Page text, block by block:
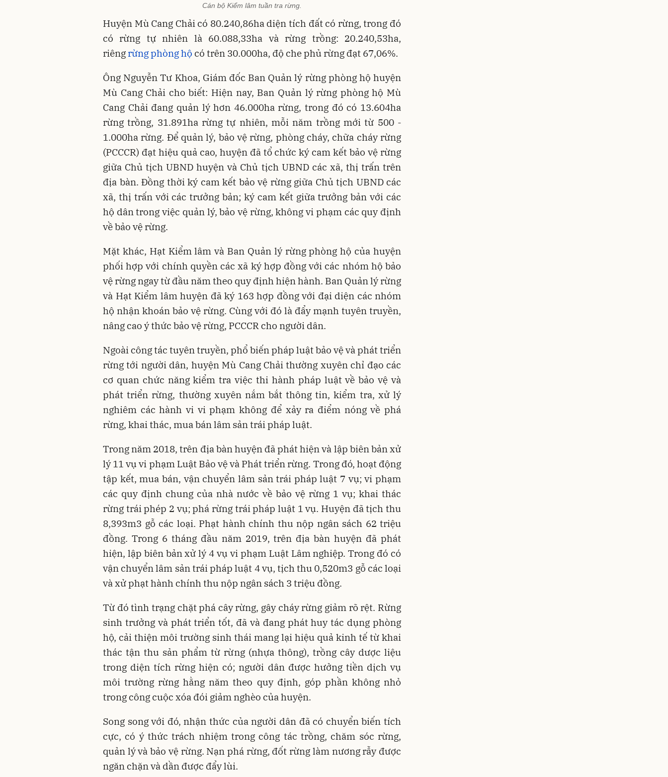
Cán bộ Kiểm lâm tuần tra rừng.
Huyện Mù Cang Chải có 80.240,86ha diện tích đất có rừng, trong đó
có rừng tự nhiên là 60.088,33ha và rừng trồng: 20.240,53ha,
riêng rừng phòng hộ có trên 30.000ha, độ che phủ rừng đạt 67,06%.
Ông Nguyễn Tư Khoa, Giám đốc Ban Quản lý rừng phòng hộ huyện
Mù Cang Chải cho biết: Hiện nay, Ban Quản lý rừng phòng hộ Mù
Cang Chải đang quản lý hơn 46.000ha rừng, trong đó có 13.604ha
rừng trồng, 31.891ha rừng tự nhiên, mỗi năm trồng mới từ 500 -
1.000ha rừng. Để quản lý, bảo vệ rừng, phòng cháy, chữa cháy rừng
(PCCCR) đạt hiệu quả cao, huyện đã tổ chức ký cam kết bảo vệ rừng
giữa Chủ tịch UBND huyện và Chủ tịch UBND các xã, thị trấn trên
địa bàn. Đồng thời ký cam kết bảo vệ rừng giữa Chủ tịch UBND các
xã, thị trấn với các trưởng bản; ký cam kết giữa trưởng bản với các
hộ dân trong việc quản lý, bảo vệ rừng, không vi phạm các quy định
về bảo vệ rừng.
Mặt khác, Hạt Kiểm lâm và Ban Quản lý rừng phòng hộ của huyện
phối hợp với chính quyền các xã ký hợp đồng với các nhóm hộ bảo
vệ rừng ngay từ đầu năm theo quy định hiện hành. Ban Quản lý rừng
và Hạt Kiểm lâm huyện đã ký 163 hợp đồng với đại diện các nhóm
hộ nhận khoán bảo vệ rừng. Cùng với đó là đẩy mạnh tuyên truyền,
nâng cao ý thức bảo vệ rừng, PCCCR cho người dân.
Ngoài công tác tuyên truyền, phổ biến pháp luật bảo vệ và phát triển
rừng tới người dân, huyện Mù Cang Chải thường xuyên chỉ đạo các
cơ quan chức năng kiểm tra việc thi hành pháp luật về bảo vệ và
phát triển rừng, thường xuyên nắm bắt thông tin, kiểm tra, xử lý
nghiêm các hành vi vi phạm không để xảy ra điểm nóng về phá
rừng, khai thác, mua bán lâm sản trái pháp luật.
Trong năm 2018, trên địa bàn huyện đã phát hiện và lập biên bản xử
lý 11 vụ vi phạm Luật Bảo vệ và Phát triển rừng. Trong đó, hoạt động
tập kết, mua bán, vận chuyển lâm sản trái pháp luật 7 vụ; vi phạm
các quy định chung của nhà nước về bảo vệ rừng 1 vụ; khai thác
rừng trái phép 2 vụ; phá rừng trái pháp luật 1 vụ. Huyện đã tịch thu
8,393m3 gỗ các loại. Phạt hành chính thu nộp ngân sách 62 triệu
đồng. Trong 6 tháng đầu năm 2019, trên địa bàn huyện đã phát
hiện, lập biên bản xử lý 4 vụ vi phạm Luật Lâm nghiệp. Trong đó có
vận chuyển lâm sản trái pháp luật 4 vụ, tịch thu 0,520m3 gỗ các loại
và xử phạt hành chính thu nộp ngân sách 3 triệu đồng.
Từ đó tình trạng chặt phá cây rừng, gây cháy rừng giảm rõ rệt. Rừng
sinh trưởng và phát triển tốt, đã và đang phát huy tác dụng phòng
hộ, cải thiện môi trường sinh thái mang lại hiệu quả kinh tế từ khai
thác tận thu sản phẩm từ rừng (nhựa thông), trồng cây dược liệu
trong diện tích rừng hiện có; người dân được hưởng tiền dịch vụ
môi trường rừng hằng năm theo quy định, góp phần không nhỏ
trong công cuộc xóa đói giảm nghèo của huyện.
Song song với đó, nhận thức của người dân đã có chuyển biến tích
cực, có ý thức trách nhiệm trong công tác trồng, chăm sóc rừng,
quản lý và bảo vệ rừng. Nạn phá rừng, đốt rừng làm nương rẫy được
ngăn chặn và dần được đẩy lùi.